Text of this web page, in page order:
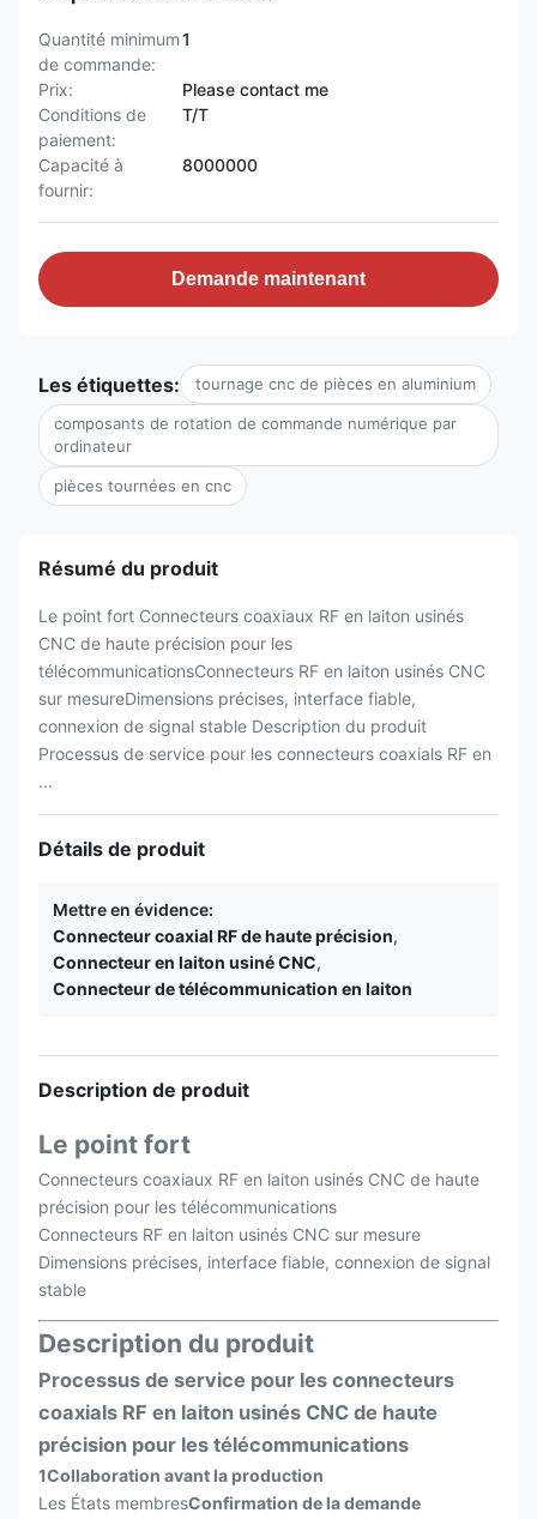
Quantité minimum
de commande:
1
Prix:
Please contact me
Conditions de
paiement:
T/T
Capacité à
fournir:
8000000
Demande maintenant
Les étiquettes: tournage cnc de pièces en aluminium
composants de rotation de commande numérique par
ordinateur
pièces tournées en cnc
Résumé du produit
Le point fort Connecteurs coaxiaux RF en laiton usinés
CNC de haute précision pour les
télécommunicationsConnecteurs RF en laiton usinés CNC
sur mesureDimensions précises, interface fiable,
connexion de signal stable Description du produit
Processus de service pour les connecteurs coaxials RF en
...
Détails de produit
Mettre en évidence:
Connecteur coaxial RF de haute précision,
Connecteur en laiton usiné CNC,
Connecteur de télécommunication en laiton
Description de produit
Le point fort
Connecteurs coaxiaux RF en laiton usinés CNC de haute
précision pour les télécommunications
Connecteurs RF en laiton usinés CNC sur mesure
Dimensions précises, interface fiable, connexion de signal
stable
Description du produit
Processus de service pour les connecteurs
coaxials RF en laiton usinés CNC de haute
précision pour les télécommunications
1Collaboration avant la production
Les États membresConfirmation de la demande